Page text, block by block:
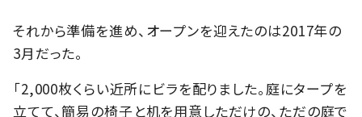
それから準備を進め、オープンを迎えたのは2017年の
3月だった。
「2,000枚くらい近所にビラを配りました。庭にタープを
立てて、簡易の椅子と机を用意しただけの、ただの庭で